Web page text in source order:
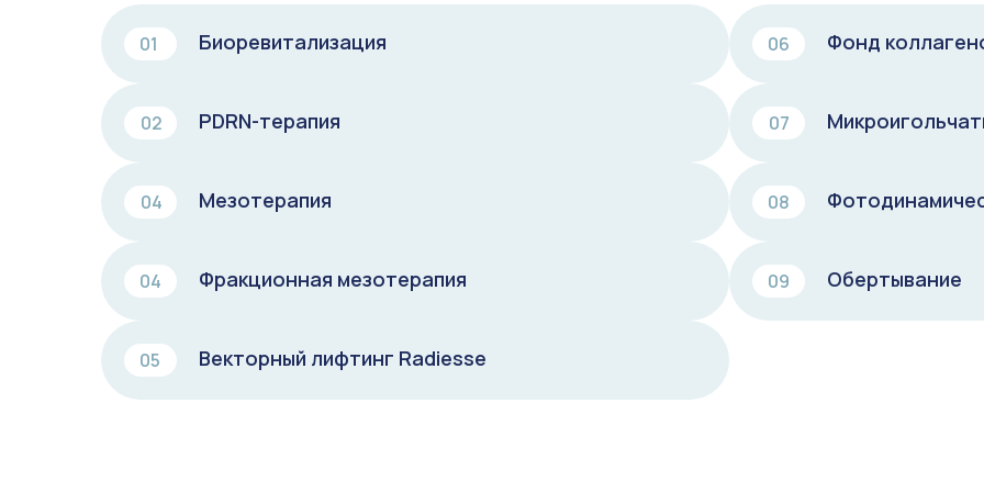
01 Биоревитализация
02 PDRN-терапия
04 Мезотерапия
04 Фракционная мезотерапия
05 Векторный лифтинг Radiesse
06 Фонд
07
08
09 Обертывание